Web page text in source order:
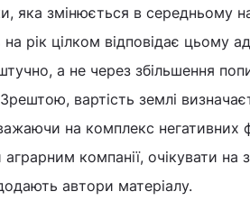
яка змінюється в середньому
рік цілком відповідає цьому
а не через збільшення
вартість землі
на комплекс негативних
компанії, очікувати на
автори матеріалу.